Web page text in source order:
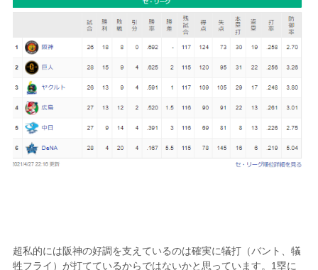
超私的には阪神の好調を支えているのは確実に犠打（バント、犠
牲フライ）が打てているからではないかと思っています。1塁に